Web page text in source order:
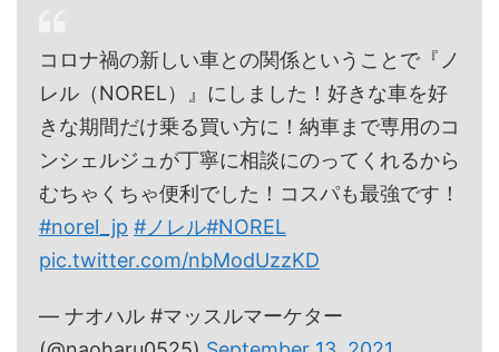
コロナ禍の新しい車との関係ということで『ノ
レル（NOREL）』にしました！好きな車を好
きな期間だけ乗る買い方に！納車まで専用のコ
ンシェルジュが丁寧に相談にのってくれるから
むちゃくちゃ便利でした！コスパも最強です！
#norel_jp #ノレル#NOREL
pic.twitter.com/nbModUzzKD
— ナオハル #マッスルマーケター